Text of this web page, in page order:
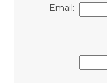
Email: